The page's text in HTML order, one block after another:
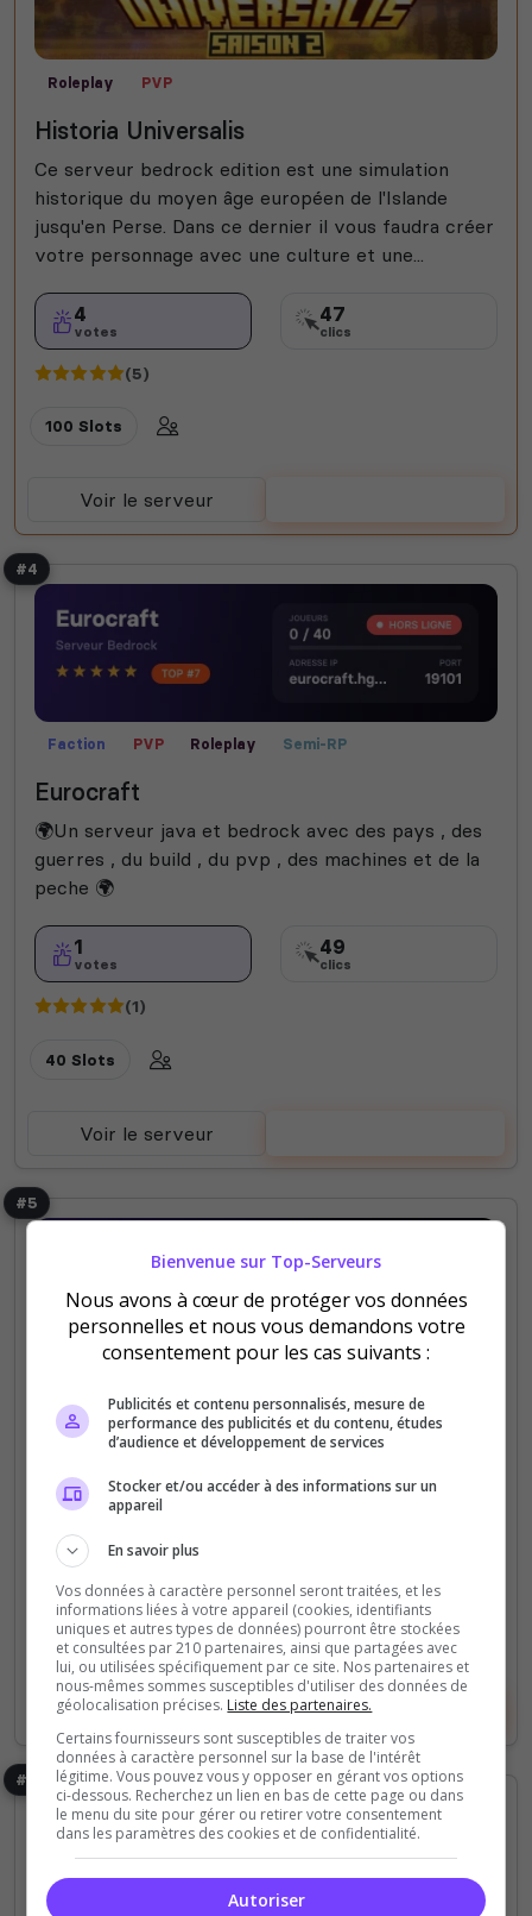
Roleplay PVP
Historia Universalis
Ce serveur bedrock edition est une simulation
historique du moyen âge européen de l'Islande
jusqu'en Perse. Dans ce dernier il vous faudra créer
votre personnage avec une culture et une...
4
votes
47
clics
(5)
100 Slots
Voir le serveur
#4
Faction PVP Roleplay Semi-RP
Eurocraft
🌍Un serveur java et bedrock avec des pays , des
guerres , du build , du pvp , des machines et de la
peche 🌍
1
votes
49
clics
(1)
40 Slots
Voir le serveur
#5
bedrockjava.uvs0.exaroton
votes
(0)
0 Slots
Voir le serveur Voter
#6
Bienvenue sur Top-Serveurs
Nous avons à cœur de protéger vos données
personnelles et nous vous demandons votre
consentement pour les cas suivants :
Publicités et contenu personnalisés, mesure de
performance des publicités et du contenu, études
d’audience et développement de services
Stocker et/ou accéder à des informations sur un
appareil
En savoir plus
Vos données à caractère personnel seront traitées, et les
informations liées à votre appareil (cookies, identifiants
uniques et autres types de données) pourront être stockées
et consultées par 210 partenaires, ainsi que partagées avec
lui, ou utilisées spécifiquement par ce site. Nos partenaires et
nous-mêmes sommes susceptibles d'utiliser des données de
géolocalisation précises. Liste des partenaires.
Certains fournisseurs sont susceptibles de traiter vos
données à caractère personnel sur la base de l'intérêt
légitime. Vous pouvez vous y opposer en gérant vos options
ci-dessous. Recherchez un lien en bas de cette page ou dans
le menu du site pour gérer ou retirer votre consentement
dans les paramètres des cookies et de confidentialité.
Autoriser